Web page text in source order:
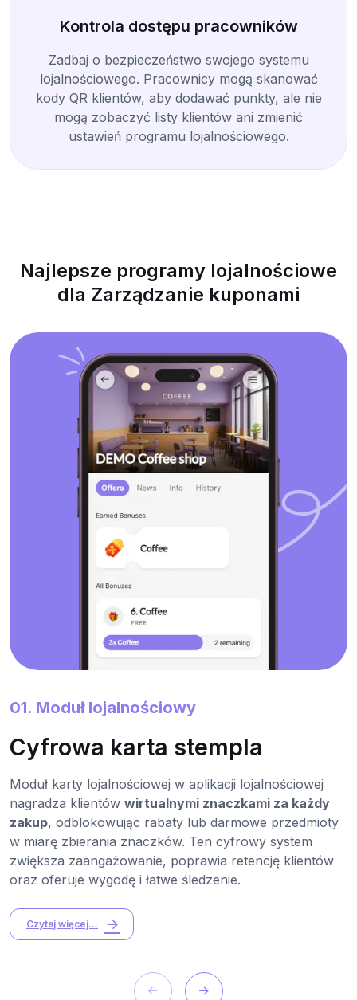
Kontrola dostępu pracowników
Zadbaj o bezpieczeństwo swojego systemu
lojalnościowego. Pracownicy mogą skanować
kody QR klientów, aby dodawać punkty, ale nie
mogą zobaczyć listy klientów ani zmienić
ustawień programu lojalnościowego.
Najlepsze programy lojalnościowe
dla Zarządzanie kuponami
01. Moduł lojalnościowy
Cyfrowa karta stempla
Moduł karty lojalnościowej w aplikacji lojalnościowej
nagradza klientów wirtualnymi znaczkami za każdy
zakup, odblokowując rabaty lub darmowe przedmioty
w miarę zbierania znaczków. Ten cyfrowy system
zwiększa zaangażowanie, poprawia retencję klientów
oraz oferuje wygodę i łatwe śledzenie.
Czytaj więcej...